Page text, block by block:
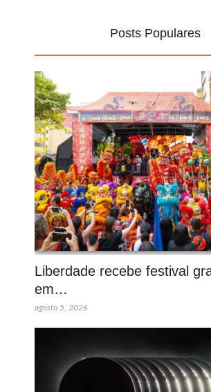
Posts Populares
Liberdade recebe festival
em…
agosto 5, 2026